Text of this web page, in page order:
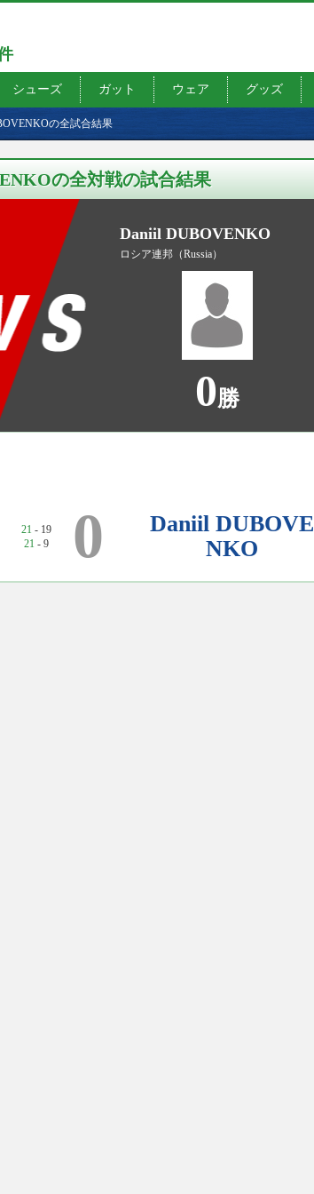
シューズ ガット ウェア グッズ
の全試合結果
の全対戦の試合結果
Daniil DUBOVENKO
ロシア連邦（Russia）
0勝
21 - 19
21 - 9 0
Daniil DUBOVE
NKO